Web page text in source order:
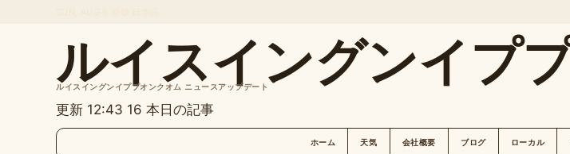
ルイスイングンイプ
ルイスイングンイププオンクオム ニュースアップデート
更新 12:43 16 本日の記事
ホーム 天気 会社概要 ブログ ローカル